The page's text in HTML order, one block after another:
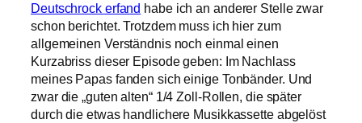
Deutschrock erfand habe ich an anderer Stelle zwar
schon berichtet. Trotzdem muss ich hier zum
allgemeinen Verständnis noch einmal einen
Kurzabriss dieser Episode geben: Im Nachlass
meines Papas fanden sich einige Tonbänder. Und
zwar die „guten alten“ 1/4 Zoll-Rollen, die später
durch die etwas handlichere Musikkassette abgelöst